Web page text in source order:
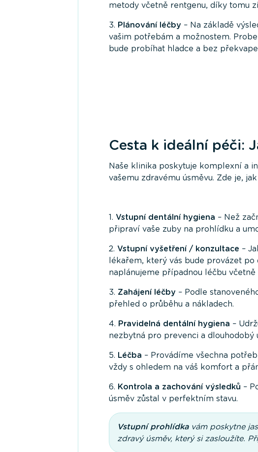
metody včetně rentgenu, díky tomu
3. Plánování léčby – Na základě
vašim potřebám a možnostem.
bude probíhat hladce a bez
Cesta k ideální péči:
Naše klinika poskytuje komplexní a
vašemu zdravému úsměvu. Zde je,
1. Vstupní dentální hygiena – Než
připraví vaše zuby na prohlídku a
2. Vstupní vyšetření / konzultace –
lékařem, který vás bude provázet po
naplánujeme případnou léčbu
3. Zahájení léčby – Podle
přehled o průběhu a nákladech.
4. Pravidelná dentální hygiena –
nezbytná pro prevenci a dlouhodobý
5. Léčba – Provádíme všechna
vždy s ohledem na váš komfort a
6. Kontrola a zachování výsledků –
úsměv zůstal v perfektním stavu.
Vstupní prohlídkavám poskytne
zdravý úsměv, který si zasloužíte.